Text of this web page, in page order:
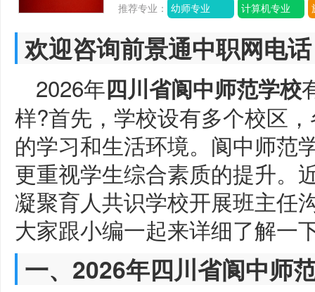
推荐专业： 幼师专业 计算机专业
欢迎咨询前景通中职网电
2026年四川省阆中师范学校
样?首先，学校设有多个校区
的学习和生活环境。阆中师范
更重视学生综合素质的提升。
凝聚育人共识学校开展班主任
大家跟小编一起来详细了解一
一、2026年四川省阆中师